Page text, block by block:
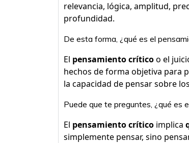
relevancia, lógica, amplitud,
profundidad.
De esta forma, ¿qué es el
El pensamiento críticoo el
hechos de forma objetiva para
la capacidad de pensar sobre
Puede que te preguntes, ¿qué es
El pensamiento crítico implica
simplemente pensar, sino